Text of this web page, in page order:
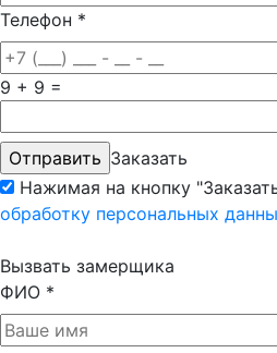
Телефон *
9 + 9 =
Заказать
Нажимая на кнопку
обработку персональных
Вызвать замерщика
ФИО *